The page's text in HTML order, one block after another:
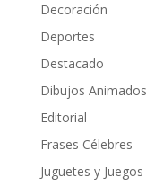
Decoración
Deportes
Destacado
Dibujos Animados
Editorial
Frases Célebres
Juguetes y Juegos